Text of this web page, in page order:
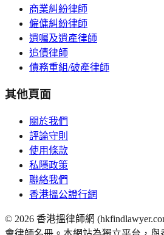
商業糾紛律師
僱傭糾紛律師
遺囑及遺產律師
追債律師
債務重組/破產律師
其他頁面
關於我們
評論守則
使用條款
私隱政策
聯絡我們
香港搵公證行網
© 2026 香港搵律師網